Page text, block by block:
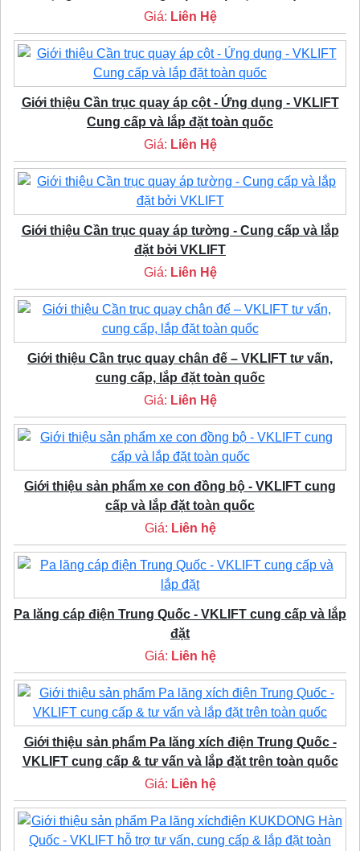
Giá: Liên Hệ
Giới thiệu Cần trục quay áp cột - Ứng dụng - VKLIFT
Cung cấp và lắp đặt toàn quốc
Giá: Liên Hệ
Giới thiệu Cần trục quay áp tường - Cung cấp và lắp
đặt bởi VKLIFT
Giá: Liên Hệ
Giới thiệu Cần trục quay chân đế – VKLIFT tư vấn,
cung cấp, lắp đặt toàn quốc
Giá: Liên Hệ
Giới thiệu sản phẩm xe con đồng bộ - VKLIFT cung
cấp và lắp đặt toàn quốc
Giá: Liên hệ
Pa lăng cáp điện Trung Quốc - VKLIFT cung cấp và lắp
đặt
Giá: Liên hệ
Giới thiệu sản phẩm Pa lăng xích điện Trung Quốc -
VKLIFT cung cấp & tư vấn và lắp đặt trên toàn quốc
Giá: Liên hệ